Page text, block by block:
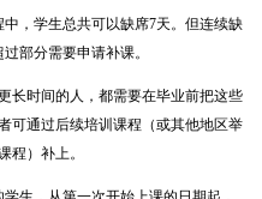
，学生总共可以缺席7天。但连续缺
部分需要申请补课。
长时间的人，都需要在毕业前把这些
可通过后续培训课程（或其他地区举
程）补上。